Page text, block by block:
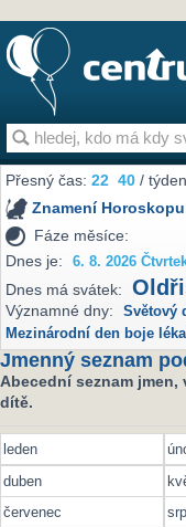
Přesný čas:22 40 /
Znamení
Fáze měsíce:
Dnes je:
6. 8. 2026
Dnes má svátek:
Významné dny: Světový
Mezinárodní den boje
Jmenný seznam
Abecední seznam
dítě.
leden
duben
červenec